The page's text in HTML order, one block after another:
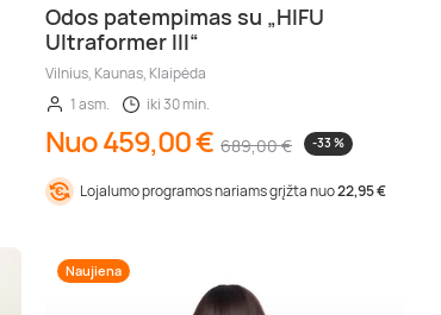
Odos patempimas su „HIFU
Ultraformer III“
Vilnius, Kaunas, Klaipėda
1 asm.
iki 30 min.
Nuo 459,00 € 689,00 € -33 %
Lojalumo programos nariams grįžta nuo22,95 €
Naujiena